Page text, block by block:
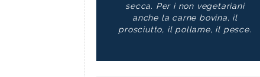
secca. Per i non vegetariani
anche la carne bovina, il
prosciutto, il pollame, il pesce.